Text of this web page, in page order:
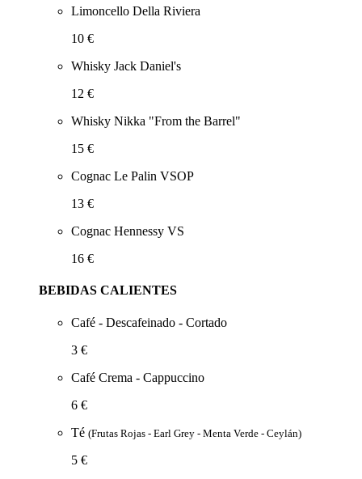
Limoncello Della Riviera
10 €
Whisky Jack Daniel's
12 €
Whisky Nikka "From the Barrel"
15 €
Cognac Le Palin VSOP
13 €
Cognac Hennessy VS
16 €
BEBIDAS CALIENTES
Café - Descafeinado - Cortado
3 €
Café Crema - Cappuccino
6 €
Té (Frutas Rojas - Earl Grey - Menta Verde - Ceylán)
5 €